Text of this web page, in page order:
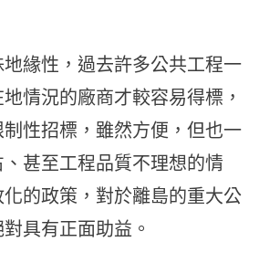
緣性，過去許多公共工程一
情況的廠商才較容易得標，
性招標，雖然方便，但也一
甚至工程品質不理想的情
的政策，對於離島的重大公
具有正面助益。